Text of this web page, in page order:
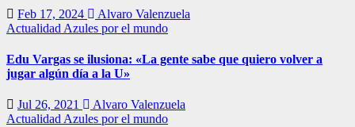
Feb 17, 2024
Alvaro Valenzuela
Actualidad Azules por el mundo
Edu Vargas se ilusiona: «La gente sabe que quiero volver a
jugar algún día a la U»
Jul 26, 2021
Alvaro Valenzuela
Actualidad Azules por el mundo